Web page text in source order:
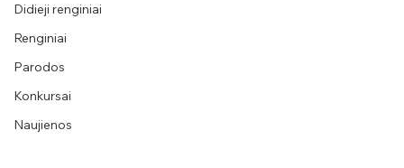
Didieji renginiai
Renginiai
Parodos
Konkursai
Naujienos